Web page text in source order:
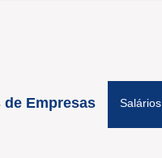
de Empresas Salários